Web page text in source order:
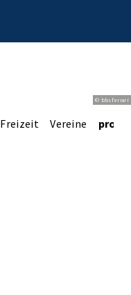
© bbsferrari
Freizeit Vereine pro